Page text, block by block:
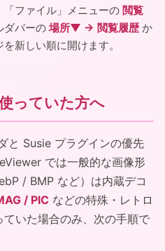
「ファイル」メニューの 閲覧
ダバーの場所▼ → 閲覧履歴 か
新しい順に開けます。
っていた方へ
と Susie プラグインの優先
では一般的な画像形
/ BMP など）は内蔵デコ
/ PIC などの特殊・レトロ
ていた場合のみ、次の手順で